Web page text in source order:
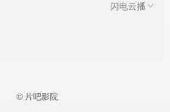
闪电云播
© 片吧影院